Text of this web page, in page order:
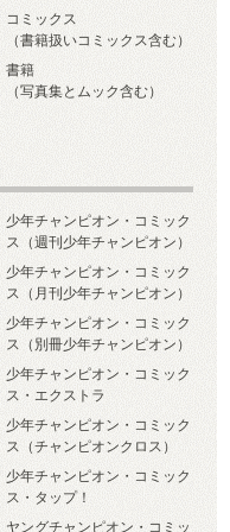
コミックス
（書籍扱いコミックス含む）
書籍
（写真集とムック含む）
少年チャンピオン・コミック
ス（週刊少年チャンピオン）
少年チャンピオン・コミック
ス（月刊少年チャンピオン）
少年チャンピオン・コミック
ス（別冊少年チャンピオン）
少年チャンピオン・コミック
ス・エクストラ
少年チャンピオン・コミック
ス（チャンピオンクロス）
少年チャンピオン・コミック
ス・タップ！
ヤングチャンピオン・コミッ